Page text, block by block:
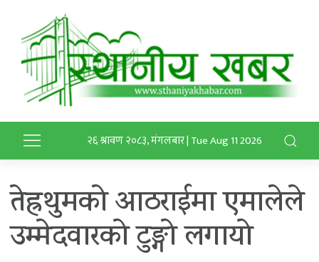
२६ श्रावण २०८३, मंगलबार | Tue Aug 11 2026
तेह्रथुमकाे आठराईमा एमालेले
उम्मेदवारकाे टुङ्गाे लगायाे